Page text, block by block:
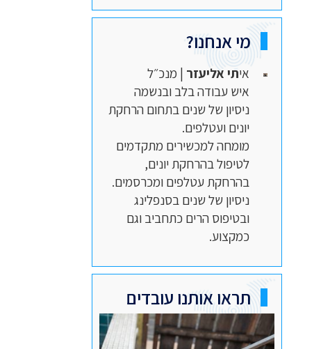
מי אנחנו?
איתי אליעזר | מנכ״ל
איש עבודה בלב ובנשמה
ניסיון של שנים בתחום הרחקת
יונים ועטלפים.
מומחה למכשירים מתקדמים
לטיפול בהרחקת יונים,
בהרחקת עטלפים ומכרסמים.
ניסיון של שנים בסנפלינג
ובטיפוס הרים כתחביב וגם
כמקצוע.
תראו אותנו עובדים